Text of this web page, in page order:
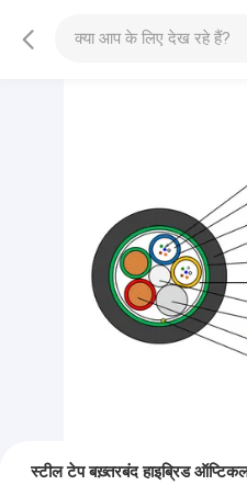
स्टील टेप बख़्तरबंद हाइब्रिड